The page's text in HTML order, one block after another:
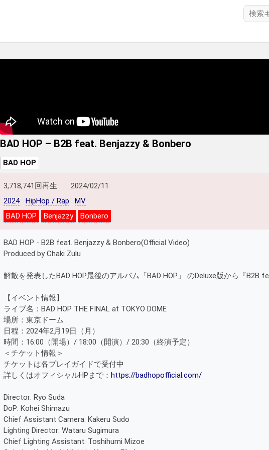
BAD HOP – B2B feat. Benjazzy & Bonbero
BAD HOP
3,718,741回再生
2024/02/11
2024
HipHop / Rap
MV
BAD HOP
Benjazzy Bonbero
BAD HOP - B2B feat. Benjazzy & Bonbero(Official Video)
Produced by Chaki Zulu
解散を発表したBAD HOP最後のアルバム「BAD HOP」 のDeluxe版から『B2B
【イベント情報】
ライブ名：BAD HOP THE FINAL at TOKYO DOME
場所：東京ドーム
日程：2024年2月19日（月）
時間：16:00（開場）/ 18:00（開演）/ 20:30（終演予定）
＜チケット情報＞
チケットは各プレイガイドで受付中
詳しくはオフィシャルHPまで：https://badhopofficial.com/
Director: Ryo Suda
DoP: Kohei Shimazu
Chief Assistant Camera: Kakeru Sudo
Lighting Director: Wataru Sugimura
Chief Lighting Assistant: Toshihumi Mizoe